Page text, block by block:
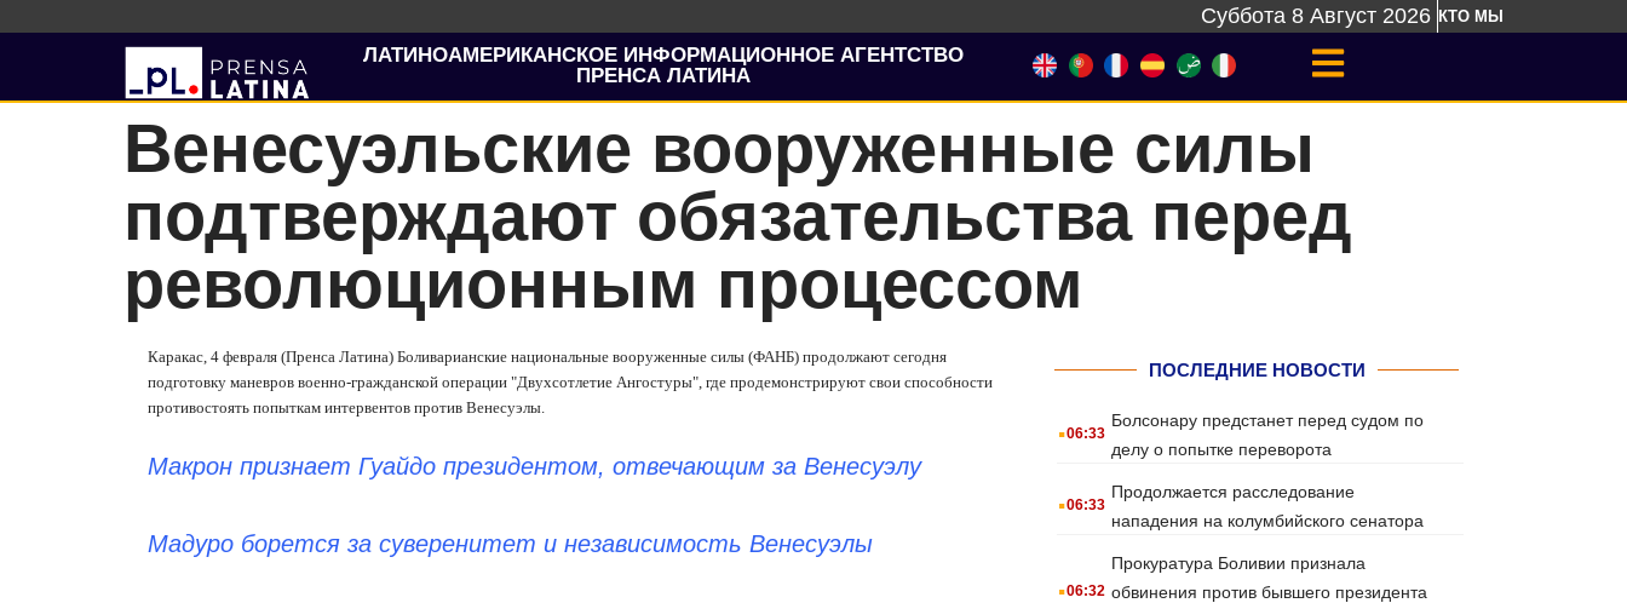
Суббота 8 Август 2026 КТО МЫ
ЛАТИНОАМЕРИКАНСКОЕ ИНФОРМАЦИОННОЕ АГЕНТСТВО
ПРЕНСА ЛАТИНА
Венесуэльские вооруженные силы
подтверждают обязательства перед
революционным процессом
Каракас, 4 февраля (Пренса Латина) Боливарианские национальные вооруженные силы (ФАНБ) продолжают сегодня
подготовку маневров военно-гражданской операции "Двухсотлетие Ангостуры", где продемонстрируют свои способности
противостоять попыткам интервентов против Венесуэлы.
Макрон признает Гуайдо президентом, отвечающим за Венесуэлу
Мадуро борется за суверенитет и независимость Венесуэлы
ПОСЛЕДНИЕ НОВОСТИ
.06:33
Болсонару предстанет перед судом по
делу о попытке переворота
.06:33
Продолжается расследование
нападения на колумбийского сенатора
.06:32
Прокуратура Боливии признала
обвинения против бывшего президента